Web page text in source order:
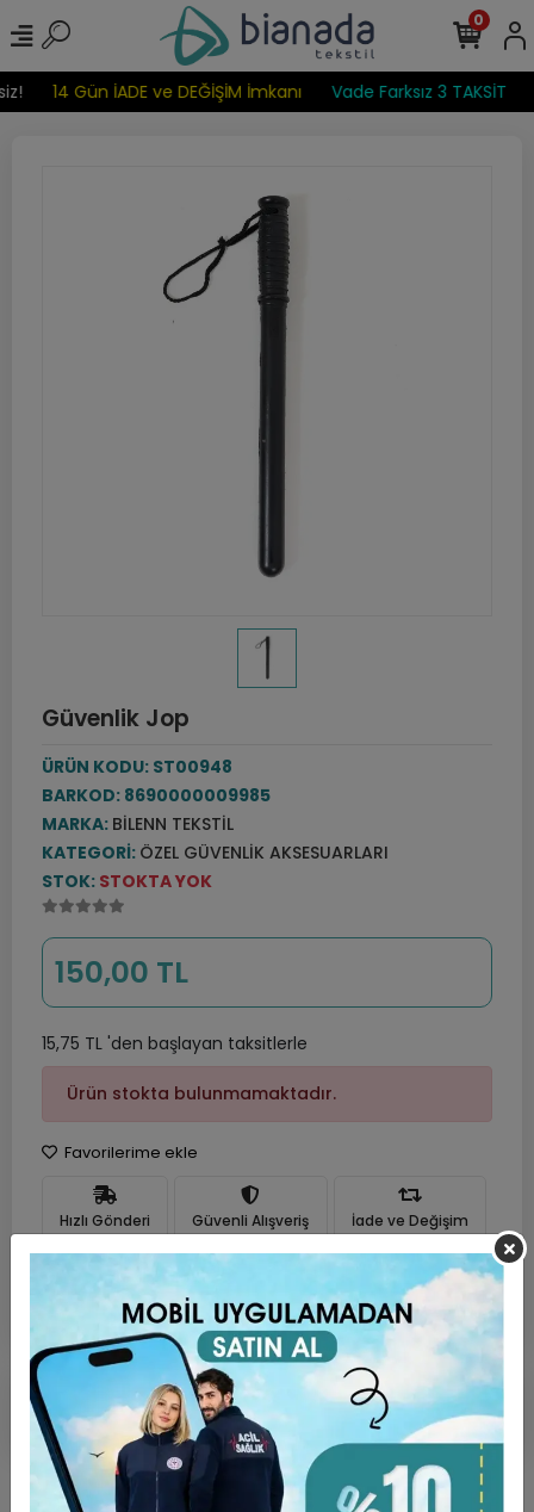
14 Gün İADE ve DEĞİŞİM İmkanı Vade Farksız 3 TAKSİT
0
Güvenlik Jop
ÜRÜN KODU: ST00948
BARKOD: 8690000009985
MARKA: BILENN TEKSTIL
KATEGORI: ÖZEL GÜVENLIK AKSESUARLARI
STOK: STOKTA YOK
150,00 TL
15,75 TL 'den başlayan taksitlerle
Ürün stokta bulunmamaktadır.
Favorilerime ekle
Hızlı Gönderi Güvenli Alışveriş İade ve Değişim
Ürün Açıklaması Garanti ve Teslimat